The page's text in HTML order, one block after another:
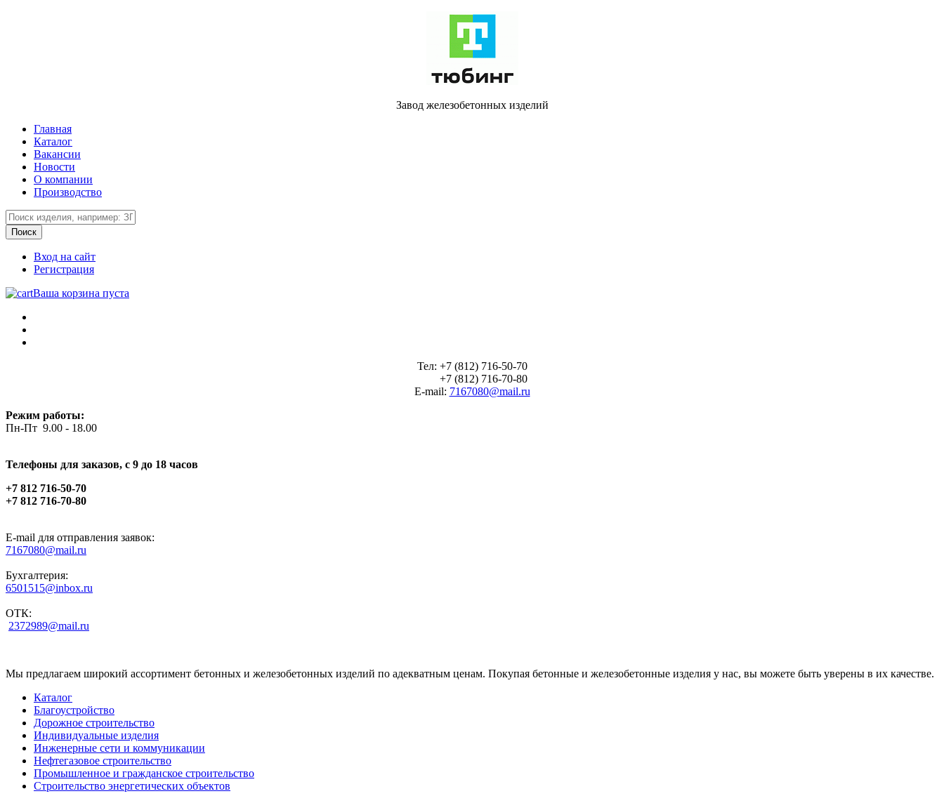
Завод железобетонных изделий
Главная
Каталог
Вакансии
Новости
О компании
Производство
Вход на сайт
Регистрация
Ваша корзина пуста
Тел: +7 (812) 716-50-70
+7 (812) 716-70-80
E-mail: 7167080@mail.ru
Режим работы:
Пн-Пт 9.00 - 18.00
Телефоны для заказов, c 9 до 18 часов
+7 812 716-50-70
+7 812 716-70-80
E-mail для отправления заявок:
7167080@mail.ru
Бухгалтерия:
6501515@inbox.ru
ОТК:
2372989@mail.ru
Мы предлагаем широкий ассортимент бетонных и железобетонных изделий по адекватным ценам. Покупая бетонные и железобетонные изделия у нас, вы можете быть уверены в их качестве.
Каталог
Благоустройство
Дорожное строительство
Индивидуальные изделия
Инженерные сети и коммуникации
Нефтегазовое строительство
Промышленное и гражданское строительство
Строительство энергетических объектов